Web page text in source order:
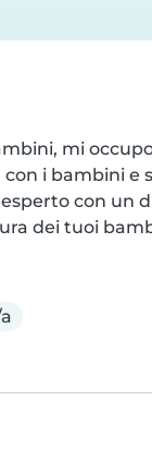
mi
i bambini e
con un
dei tuoi